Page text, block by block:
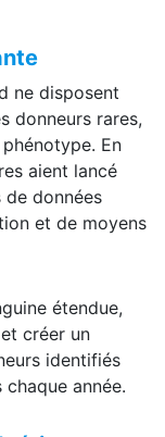
ne disposent
donneurs rares,
En
aient lancé
données
et de moyens
étendue,
créer un
identifiés
année.